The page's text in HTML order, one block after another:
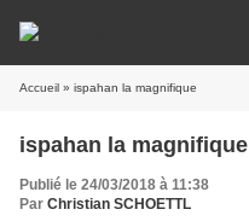
Accueil » ispahan la magnifique
ispahan la magnifique
Publié le 24/03/2018 à 11:38
Par Christian SCHOETTL